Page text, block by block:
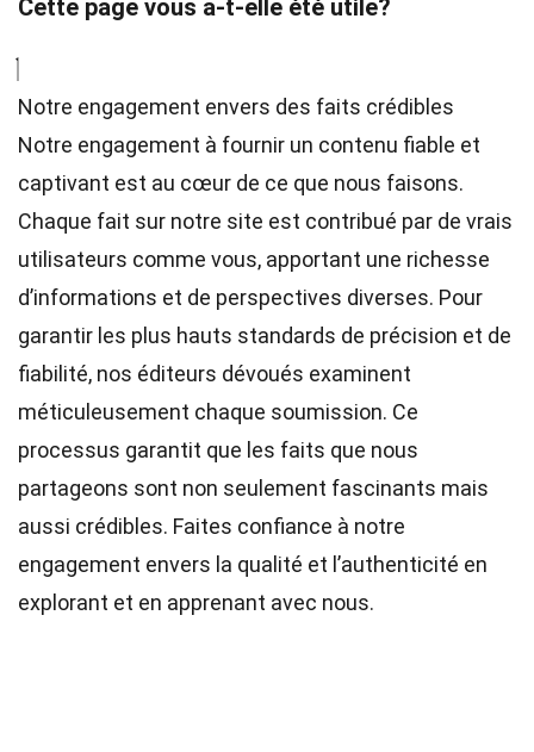
Cette page vous a-t-elle été utile?
Notre engagement envers des faits crédibles
Notre engagement à fournir un contenu fiable et
captivant est au cœur de ce que nous faisons.
Chaque fait sur notre site est contribué par de vrais
utilisateurs comme vous, apportant une richesse
d’informations et de perspectives diverses. Pour
garantir les plus hauts standards de précision et de
fiabilité, nos éditeurs dévoués examinent
méticuleusement chaque soumission. Ce
processus garantit que les faits que nous
partageons sont non seulement fascinants mais
aussi crédibles. Faites confiance à notre
engagement envers la qualité et l’authenticité en
explorant et en apprenant avec nous.